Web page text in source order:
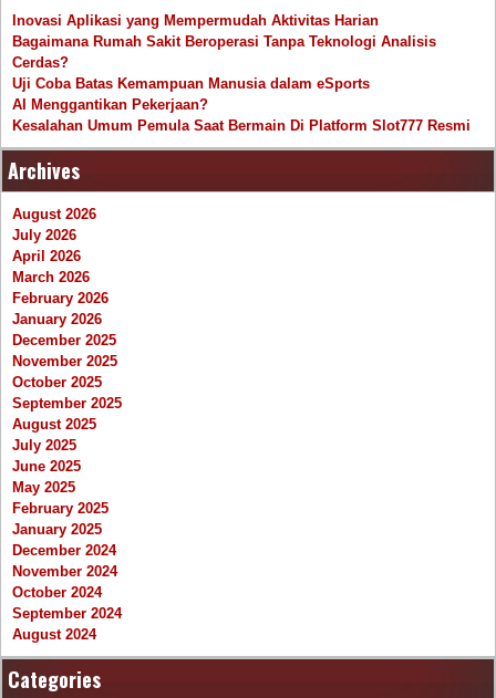
Inovasi Aplikasi yang Mempermudah Aktivitas Harian
Bagaimana Rumah Sakit Beroperasi Tanpa Teknologi Analisis
Cerdas?
Uji Coba Batas Kemampuan Manusia dalam eSports
AI Menggantikan Pekerjaan?
Kesalahan Umum Pemula Saat Bermain Di Platform Slot777 Resmi
Archives
August 2026
July 2026
April 2026
March 2026
February 2026
January 2026
December 2025
November 2025
October 2025
September 2025
August 2025
July 2025
June 2025
May 2025
February 2025
January 2025
December 2024
November 2024
October 2024
September 2024
August 2024
Categories